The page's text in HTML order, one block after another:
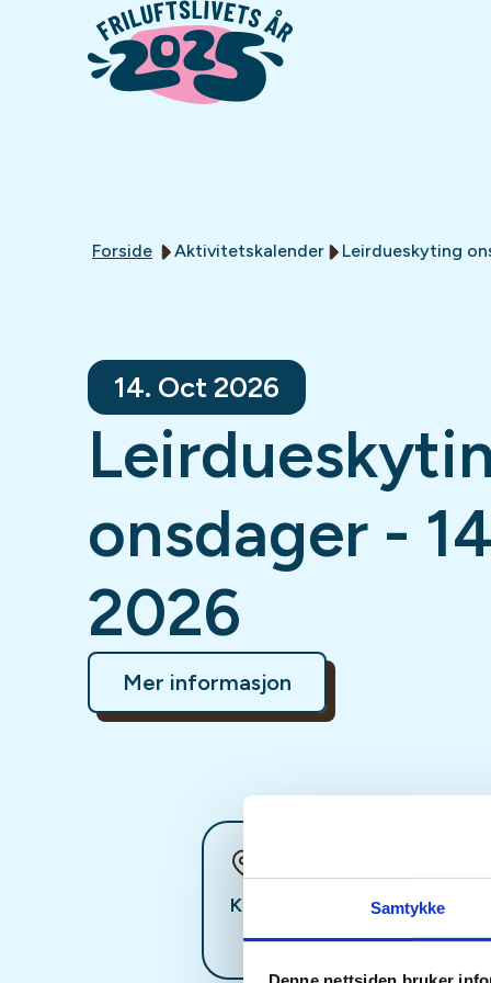
Samtykke
Forside Aktivitetskalender Leirdueskyting
14. Oct 2026
onsdager -
2026
Mer informasjon
Kristiansand